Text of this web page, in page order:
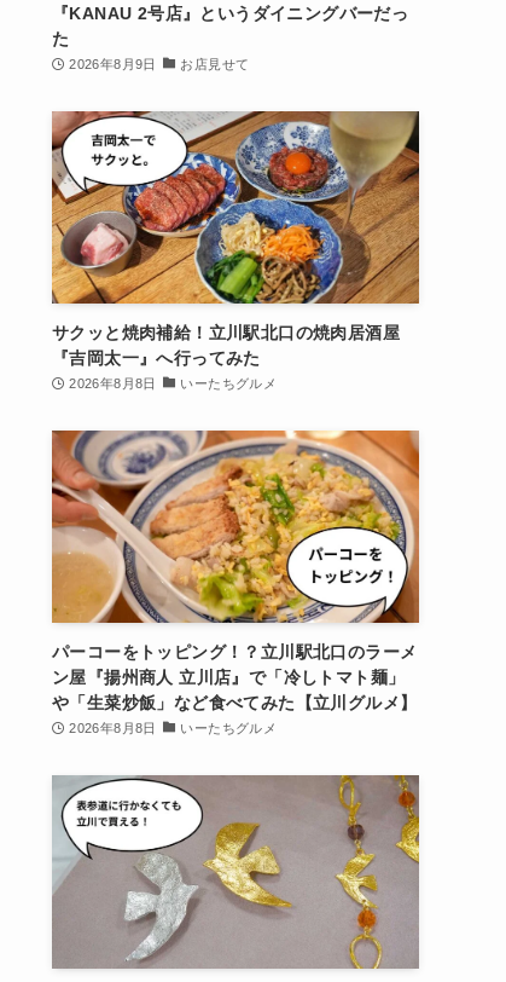
『KANAU 2号店』というダイニングバーだっ
た
2026年8月9日 お店見せて
サクッと焼肉補給！立川駅北口の焼肉居酒屋
『吉岡太一』へ行ってみた
2026年8月8日 いーたちグルメ
パーコーをトッピング！？立川駅北口のラーメ
ン屋『揚州商人 立川店』で「冷しトマト麺」
や「生菜炒飯」など食べてみた【立川グルメ】
2026年8月8日 いーたちグルメ